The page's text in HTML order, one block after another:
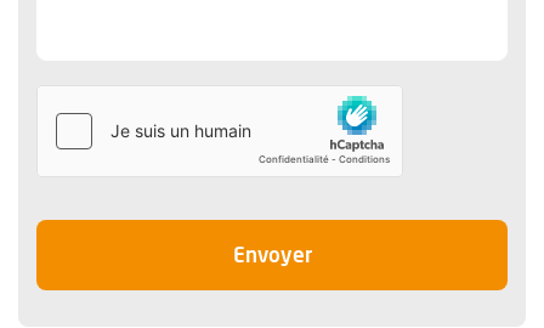
Envoyerle message